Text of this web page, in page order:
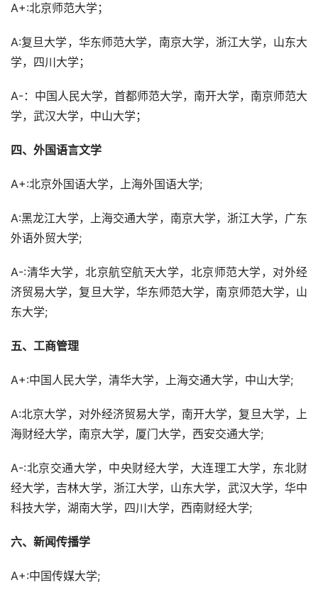
A+:北京师范大学；
A:复旦大学，华东师范大学，南京大学，浙江大学，山东大
学，四川大学；
A-：中国人民大学，首都师范大学，南开大学，南京师范大
学，武汉大学，中山大学；
四、外国语言文学
A+:北京外国语大学，上海外国语大学;
A:黑龙江大学，上海交通大学，南京大学，浙江大学，广东
外语外贸大学;
A-:清华大学，北京航空航天大学，北京师范大学，对外经
济贸易大学，复旦大学，华东师范大学，南京师范大学，山
东大学;
五、工商管理
A+:中国人民大学，清华大学，上海交通大学，中山大学;
A:北京大学，对外经济贸易大学，南开大学，复旦大学，上
海财经大学，南京大学，厦门大学，西安交通大学;
A-:北京交通大学，中央财经大学，大连理工大学，东北财
经大学，吉林大学，浙江大学，山东大学，武汉大学，华中
科技大学，湖南大学，四川大学，西南财经大学;
六、新闻传播学
A+:中国传媒大学;